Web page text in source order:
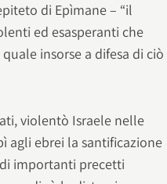
di Epìmane – “il
ed esasperanti che
insorse a difesa di ciò
violentò Israele nelle
agli ebrei la santificazione
importanti precetti